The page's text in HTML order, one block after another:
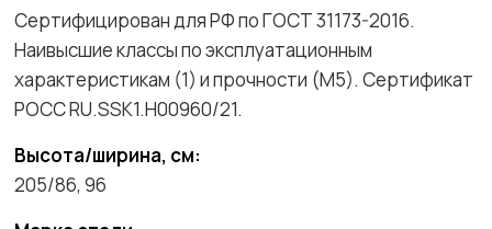
Сертифицирован для РФ по ГОСТ 31173-2016.
Наивысшие классы по эксплуатационным
характеристикам (1) и прочности (М5). Сертификат
POCC RU.SSK1.H00960/21.
Высота/ширина, см:
205/86, 96